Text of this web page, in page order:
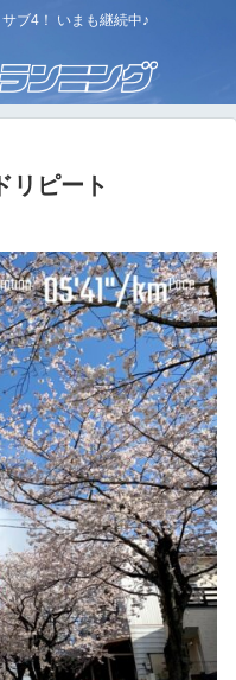
ブ4！ いまも継続中♪
リピート